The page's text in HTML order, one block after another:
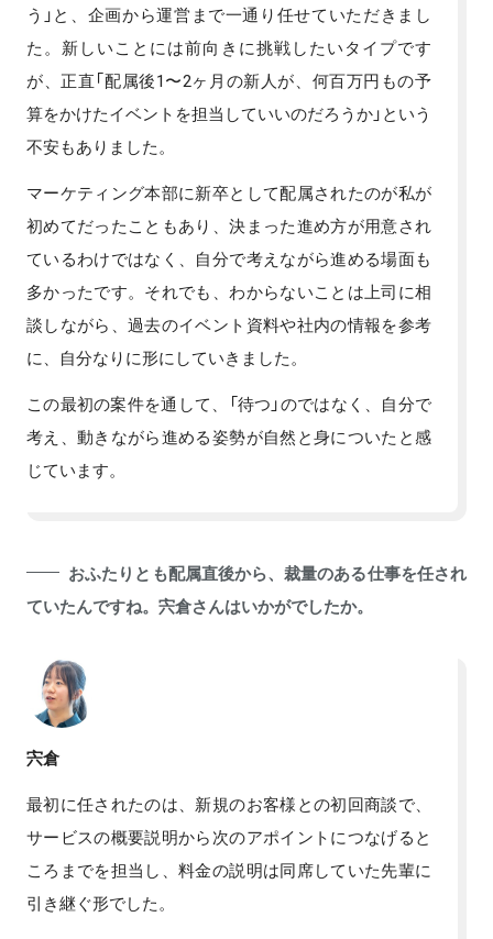
う」と、企画から運営まで一通り任せていただきまし
た。新しいことには前向きに挑戦したいタイプです
が、正直「配属後1〜2ヶ月の新人が、何百万円もの予
算をかけたイベントを担当していいのだろうか」という
不安もありました。
マーケティング本部に新卒として配属されたのが私が
初めてだったこともあり、決まった進め方が用意され
ているわけではなく、自分で考えながら進める場面も
多かったです。それでも、わからないことは上司に相
談しながら、過去のイベント資料や社内の情報を参考
に、自分なりに形にしていきました。
この最初の案件を通して、「待つ」のではなく、自分で
考え、動きながら進める姿勢が自然と身についたと感
じています。
おふたりとも配属直後から、裁量のある仕事を任され
ていたんですね。宍倉さんはいかがでしたか。
宍倉
最初に任されたのは、新規のお客様との初回商談で、
サービスの概要説明から次のアポイントにつなげると
ころまでを担当し、料金の説明は同席していた先輩に
引き継ぐ形でした。